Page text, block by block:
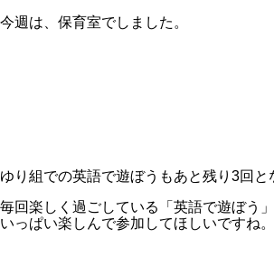
今週は、保育室でしました。
ゆり組での英語で遊ぼうもあと残り3回と
毎回楽しく過ごしている「英語で遊ぼう
いっぱい楽しんで参加してほしいですね。